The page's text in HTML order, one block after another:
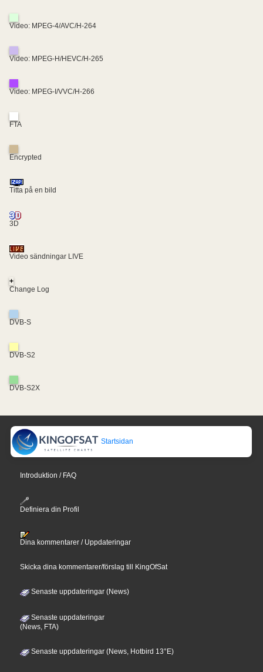
Video: MPEG-4/AVC/H-264
Video: MPEG-H/HEVC/H-265
Video: MPEG-I/VVC/H-266
FTA
Encrypted
Titta på en bild
3D
Video sändningar LIVE
+
Change Log
DVB-S
DVB-S2
DVB-S2X
Startsidan
Introduktion / FAQ
Definiera din Profil
Dina kommentarer / Uppdateringar
Skicka dina kommentarer/förslag till KingOfSat
Senaste uppdateringar (News)
Senaste uppdateringar
(News, FTA)
Senaste uppdateringar (News, Hotbird 13°E)